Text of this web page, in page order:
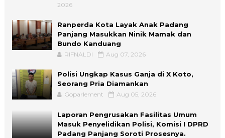
2026
Ranperda Kota Layak Anak Padang
Panjang Masukkan Ninik Mamak dan
Bundo Kanduang
RIFNALDI Aug 07, 2026
Polisi Ungkap Kasus Ganja di X Koto,
Seorang Pria Diamankan
Goparlement Aug 05, 2026
Laporan Pengrusakan Fasilitas Umum
Masuk Penyelidikan Polisi, Komisi I DPRD
Padang Panjang Soroti Prosesnya.